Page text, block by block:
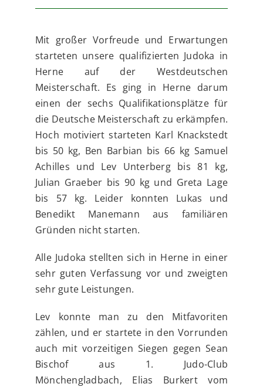
Mit großer Vorfreude und Erwartungen
starteten unsere qualifizierten Judoka in
Herne auf der Westdeutschen
Meisterschaft. Es ging in Herne darum
einen der sechs Qualifikationsplätze für
die Deutsche Meisterschaft zu erkämpfen.
Hoch motiviert starteten Karl Knackstedt
bis 50 kg, Ben Barbian bis 66 kg Samuel
Achilles und Lev Unterberg bis 81 kg,
Julian Graeber bis 90 kg und Greta Lage
bis 57 kg. Leider konnten Lukas und
Benedikt Manemann aus familiären
Gründen nicht starten.
Alle Judoka stellten sich in Herne in einer
sehr guten Verfassung vor und zweigten
sehr gute Leistungen.
Lev konnte man zu den Mitfavoriten
zählen, und er startete in den Vorrunden
auch mit vorzeitigen Siegen gegen Sean
Bischof aus 1. Judo-Club
Mönchengladbach, Elias Burkert vom